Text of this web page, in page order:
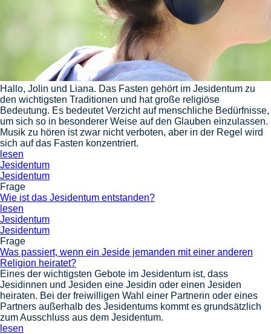
Hallo, Jolin und Liana. Das Fasten gehört im Jesidentum zu
den wichtigsten Traditionen und hat große religiöse
Bedeutung. Es bedeutet Verzicht auf menschliche Bedürfnisse,
um sich so in besonderer Weise auf den Glauben einzulassen.
Musik zu hören ist zwar nicht verboten, aber in der Regel wird
sich auf das Fasten konzentriert.
lesen
Jesidentum
Jesidentum
Frage
Wie ist das Jesidentum entstanden?
lesen
Jesidentum
Jesidentum
Frage
Was passiert, wenn ein Jeside jemanden mit einer anderen
Religion heiratet?
Eines der wichtigsten Gebote im Jesidentum ist, dass
Jesidinnen und Jesiden eine Jesidin oder einen Jesiden
heiraten. Bei der freiwilligen Wahl einer Partnerin oder eines
Partners außerhalb des Jesidentums kommt es grundsätzlich
zum Ausschluss aus dem Jesidentum.
lesen